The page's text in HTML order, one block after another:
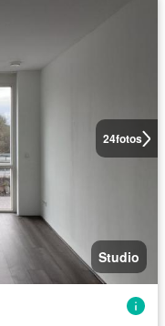
24fotos
Studio